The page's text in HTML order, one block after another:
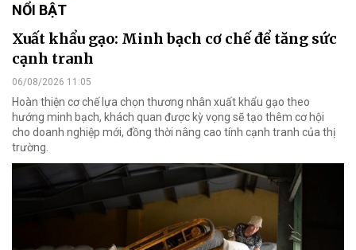
NỔI BẬT
Xuất khẩu gạo: Minh bạch cơ chế để tăng sức
cạnh tranh
06/08/2026 11:05
Hoàn thiện cơ chế lựa chọn thương nhân xuất khẩu gạo theo
hướng minh bạch, khách quan được kỳ vọng sẽ tạo thêm cơ hội
cho doanh nghiệp mới, đồng thời nâng cao tính cạnh tranh của thị
trường.